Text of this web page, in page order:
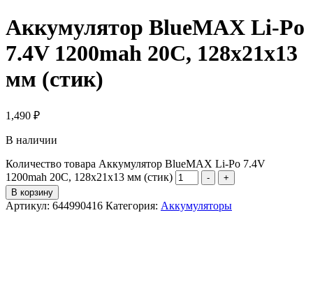
Аккумулятор BlueMAX Li-Po
7.4V 1200mah 20C, 128x21x13
мм (стик)
1,490 ₽
В наличии
Количество товара Аккумулятор BlueMAX Li-Po 7.4V
1200mah 20C, 128x21x13 мм (стик)
-
+
В корзину
Артикул: 644990416 Категория: Аккумуляторы